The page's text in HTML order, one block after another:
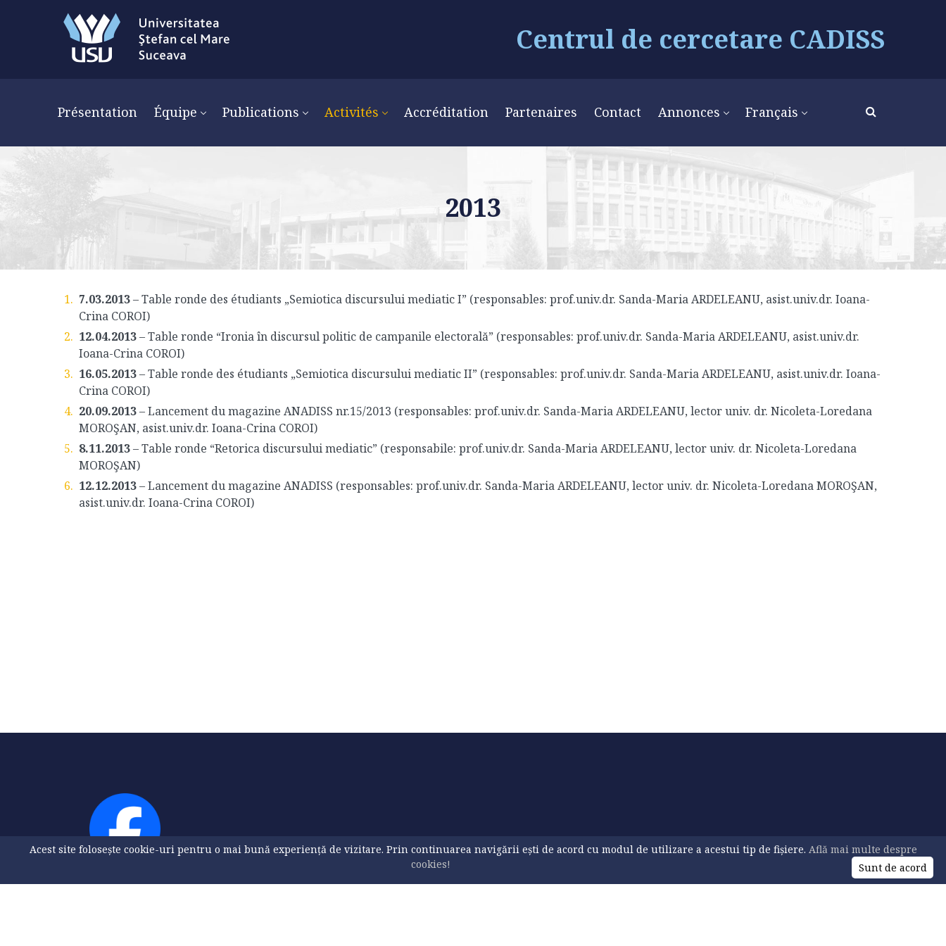
Centrul de cercetare CADISS
Présentation Équipe Publications Activités Accréditation Partenaires Contact Annonces Français
2013
7.03.2013– Table ronde des étudiants „Semiotica discursului mediatic I” (responsables: prof.univ.dr. Sanda-Maria ARDELEANU, asist.univ.dr. Ioana-
Crina COROI)
12.04.2013– Table ronde “Ironia în discursul politic de campanile electorală” (responsables: prof.univ.dr. Sanda-Maria ARDELEANU, asist.univ.dr.
Ioana-Crina COROI)
16.05.2013– Table ronde des étudiants „Semiotica discursului mediatic II” (responsables: prof.univ.dr. Sanda-Maria ARDELEANU, asist.univ.dr. Ioana-
Crina COROI)
20.09.2013– Lancement du magazine ANADISS nr.15/2013 (responsables: prof.univ.dr. Sanda-Maria ARDELEANU, lector univ. dr. Nicoleta-Loredana
MOROŞAN, asist.univ.dr. Ioana-Crina COROI)
8.11.2013– Table ronde “Retorica discursului mediatic” (responsabile: prof.univ.dr. Sanda-Maria ARDELEANU, lector univ. dr. Nicoleta-Loredana
MOROŞAN)
12.12.2013– Lancement du magazine ANADISS (responsables: prof.univ.dr. Sanda-Maria ARDELEANU, lector univ. dr. Nicoleta-Loredana MOROŞAN,
asist.univ.dr. Ioana-Crina COROI)
Acest site folosește cookie-uri pentru o mai bună experiență de vizitare. Prin continuarea navigării ești de acord cu modul de utilizare a acestui tip de fișiere. Află mai multe despre
cookies!
Sunt de acord